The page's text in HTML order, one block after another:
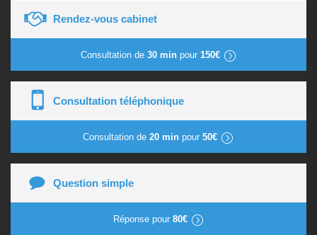
Rendez-vous cabinet
Consultation de 30 minpour 150€
Consultation téléphonique
Consultation de 20 min pour 50€
Question simple
Réponse pour 80€